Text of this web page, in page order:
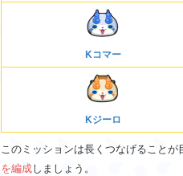
Kコマー
Kジーロ
このミッションは長くつなげることが
を編成しましょう。